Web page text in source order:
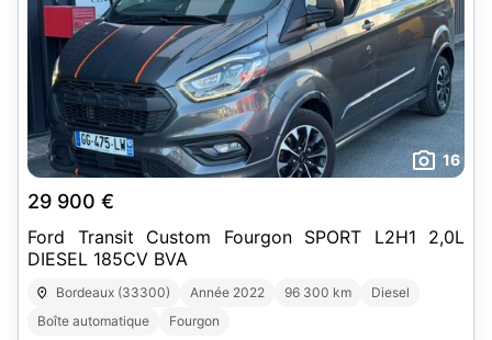
16
29 900 €
Ford Transit Custom Fourgon SPORT L2H1 2,0L
DIESEL 185CV BVA
Bordeaux (33300) Année 2022 96 300 km
Diesel
Boîte automatique
Fourgon